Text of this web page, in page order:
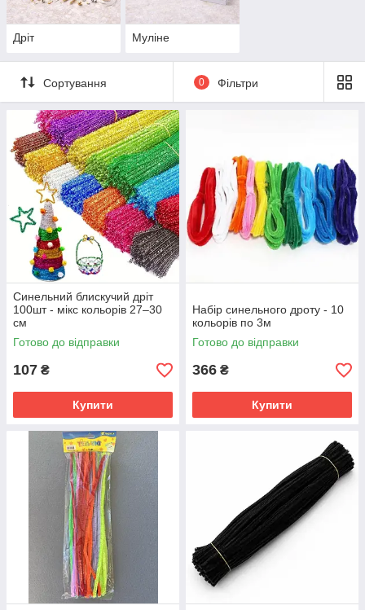
Дріт Муліне
Сортування 0 Фільтри
Синельний блискучий дріт
100шт - мікс кольорів 27–30
см
Готово до відправки
107 ₴
Купити
Набір синельного дроту - 10
кольорів по 3м
Готово до відправки
366 ₴
Купити